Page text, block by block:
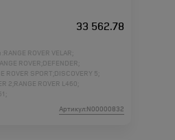
33 562.78
RANGE ROVER VELAR;
ROVER; DEFENDER;
ROVER SPORT; DISCOVERY 5;
2; RANGE ROVER L460;
Артикул:N00000832